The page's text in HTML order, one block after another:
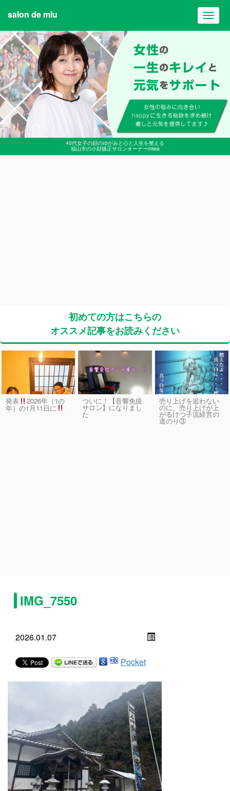
40代女子の顔のゆがみと心と人生を整える
福山市の小顔矯正サロンオーナーmiwa
salon de miu
初めての方はこちらの
オススメ記事をお読みください
発表 2026年（1の
年）の1月11日に
ついに！【音響免疫
サロン】になりまし
た
売り上げを追わない
のに、売り上げが上
がるけつ子流経営の
道のり③
IMG_7550
2026.01.07
Pocket